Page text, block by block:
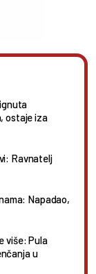
ostaje iza
Ravnatelj
Napadao,
više: Pula
u